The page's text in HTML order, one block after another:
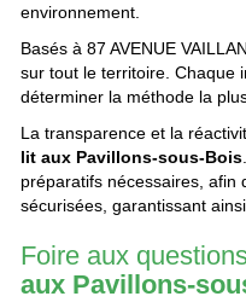
environnement.
Basés à 87 AVENUE
sur tout le territoire.
déterminer la méthode la
La transparence et la
lit aux Pavillons-sous-Bois
préparatifs nécessaires, afin
sécurisées, garantissant
Foire aux
aux Pavillons-